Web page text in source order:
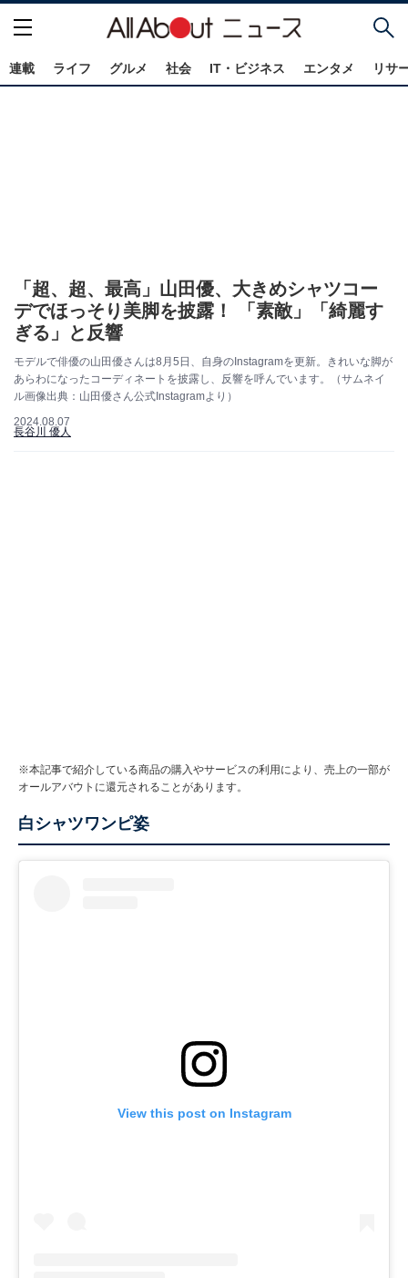
連載 ライフ グルメ 社会 IT・ビジネス エンタメ リサ
「超、超、最高」山田優、大きめシャツコー
デでほっそり美脚を披露！ 「素敵」「綺麗す
ぎる」と反響
モデルで俳優の山田優さんは8月5日、自身のInstagramを更新。きれいな脚が
あらわになったコーディネートを披露し、反響を呼んでいます。（サムネイ
ル画像出典：山田優さん公式Instagramより）
2024.08.07
長谷川 優人
※本記事で紹介している商品の購入やサービスの利用により、売上の一部が
オールアバウトに還元されることがあります。
白シャツワンピ姿
View this post on Instagram